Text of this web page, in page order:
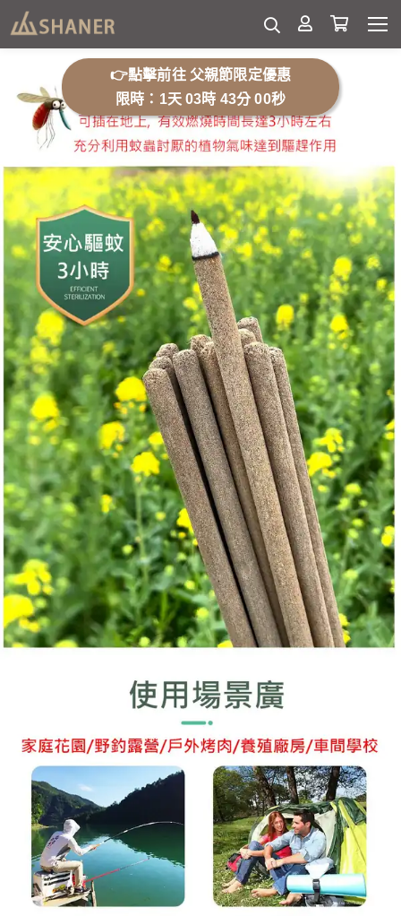
👉點擊前往 父親節限定優惠
限時：1天 03時 42分 58秒